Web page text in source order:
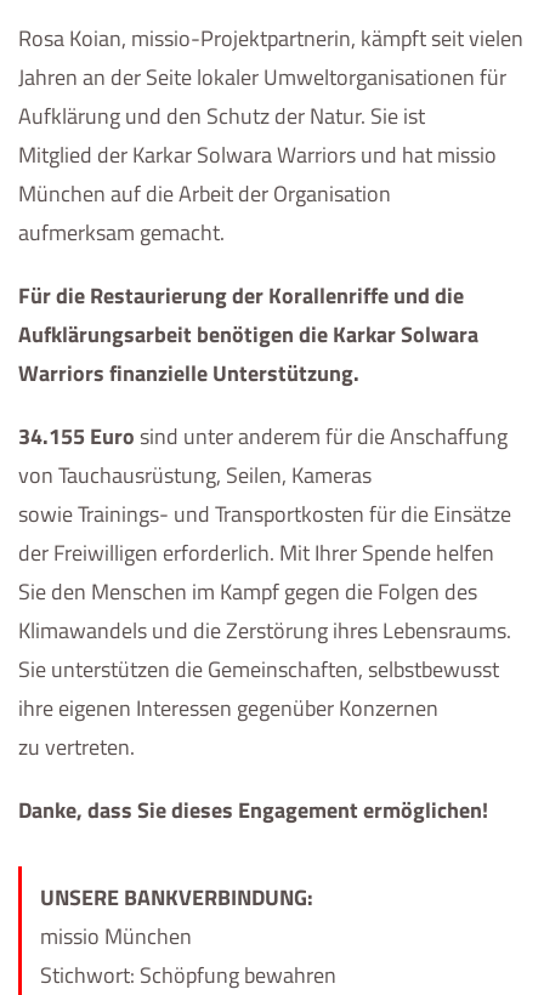
Rosa Koian, missio-Projektpartnerin, kämpft seit vielen
Jahren an der Seite lokaler Umweltorganisationen für
Aufklärung und den Schutz der Natur. Sie ist
Mitglied der Karkar Solwara Warriors und hat missio
München auf die Arbeit der Organisation
aufmerksam gemacht.
Für die Restaurierung der Korallenriffe und die
Aufklärungsarbeit benötigen die Karkar Solwara
Warriors finanzielle Unterstützung.
34.155 Eurosind unter anderem für die Anschaffung
von Tauchausrüstung, Seilen, Kameras
sowie Trainings- und Transportkosten für die Einsätze
der Freiwilligen erforderlich. Mit Ihrer Spende helfen
Sie den Menschen im Kampf gegen die Folgen des
Klimawandels und die Zerstörung ihres Lebensraums.
Sie unterstützen die Gemeinschaften, selbstbewusst
ihre eigenen Interessen gegenüber Konzernen
zu vertreten.
Danke, dass Sie dieses Engagement ermöglichen!
UNSERE BANKVERBINDUNG:
missio München
Stichwort: Schöpfung bewahren